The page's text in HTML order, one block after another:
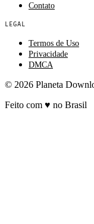
Contato
LEGAL
Termos de Uso
Privacidade
DMCA
© 2026 Planeta
Feito com ♥ no Brasil